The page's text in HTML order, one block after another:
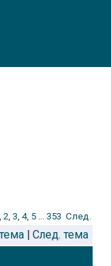
, 2, 3, 4, 5 ... 353 След.
| След. тема